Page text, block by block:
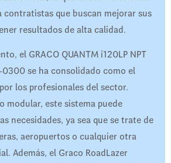
contratistas que buscan mejorar sus
resultados de alta calidad.
el GRACO QUANTM i120LP NPT
se ha consolidado como el
los profesionales del sector.
modular, este sistema puede
necesidades, ya sea que se trate de
aeropuertos o cualquier otra
Además, el Graco RoadLazer